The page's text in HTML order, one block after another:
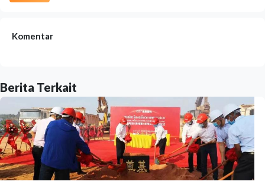
Komentar
Berita Terkait